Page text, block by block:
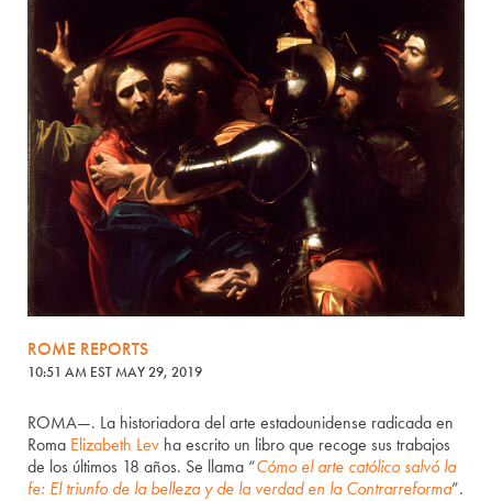
ROME REPORTS
10:51 AM EST MAY 29, 2019
ROMA—. La historiadora del arte estadounidense radicada en
Roma Elizabeth Lev ha escrito un libro que recoge sus trabajos
de los últimos 18 años. Se llama “Cómo el arte católico salvó la
fe: El triunfo de la belleza y de la verdad en la Contrarreforma”.